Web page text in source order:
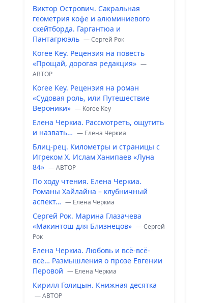
Виктор Острович. Сакральная
геометрия кофе и алюминиевого
скейтборда. Гаргантюа и
Пантагрюэль — Сергей Рок
Koree Key. Рецензия на повесть
«Прощай, дорогая редакция» —
ABTOP
Koree Key. Рецензия на роман
«Судовая роль, или Путешествие
Вероники» — Koree Key
Елена Черкиа. Рассмотреть, ощутить
и назвать… — Елена Черкиа
Блиц-рец. Километры и страницы с
Игреком Х. Ислам Ханипаев «Луна
84» — ABTOP
По ходу чтения. Елена Черкиа.
Романы Хайлайна – клубничный
аспект… — Елена Черкиа
Сергей Рок. Марина Глазачева
«Макинтош для Близнецов» — Сергей
Рок
Елена Черкиа. Любовь и всё-всё-
всё… Размышления о прозе Евгении
Перовой — Елена Черкиа
Кирилл Голицын. Книжная десятка
— ABTOP